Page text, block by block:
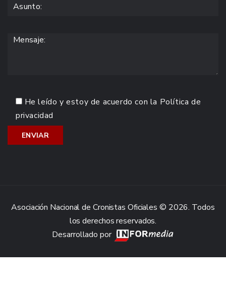
He leído y estoy de acuerdo con la Política de
privacidad
Asociación Nacional de Cronistas Oficiales © 2026. Todos
los derechos reservados.
Desarrollado por